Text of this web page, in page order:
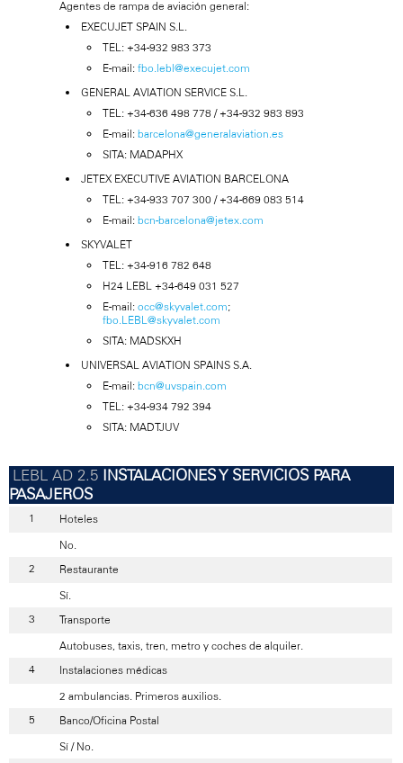
Agentes de rampa de aviación general:
EXECUJET SPAIN S.L.
TEL: +34-932 983 373
E-mail: fbo.lebl@execujet.com
GENERAL AVIATION SERVICE S.L.
TEL: +34-636 498 778 / +34-932 983 893
E-mail: barcelona@generalaviation.es
SITA: MADAPHX
JETEX EXECUTIVE AVIATION BARCELONA
TEL: +34-933 707 300 / +34-669 083 514
E-mail: bcn-barcelona@jetex.com
SKYVALET
TEL: +34-916 782 648
H24 LEBL +34-649 031 527
E-mail: occ@skyvalet.com;
fbo.LEBL@skyvalet.com
SITA: MADSKXH
UNIVERSAL AVIATION SPAINS S.A.
E-mail: bcn@uvspain.com
TEL: +34-934 792 394
SITA: MADTJUV
INSTALACIONES Y SERVICIOS PARA
PASAJEROS
Hoteles
No.
Restaurante
Sí.
Transporte
Autobuses, taxis, tren, metro y coches de alquiler.
Instalaciones médicas
2 ambulancias. Primeros auxilios.
Banco/Oficina Postal
Sí / No.